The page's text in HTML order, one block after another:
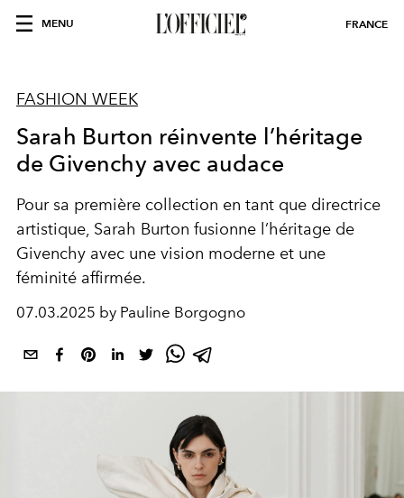
MENU FRANCE
FASHION WEEK
Sarah Burton réinvente l’héritage
de Givenchy avec audace
Pour sa première collection en tant que directrice
artistique, Sarah Burton fusionne l’héritage de
Givenchy avec une vision moderne et une
féminité affirmée.
07.03.2025 by Pauline Borgogno